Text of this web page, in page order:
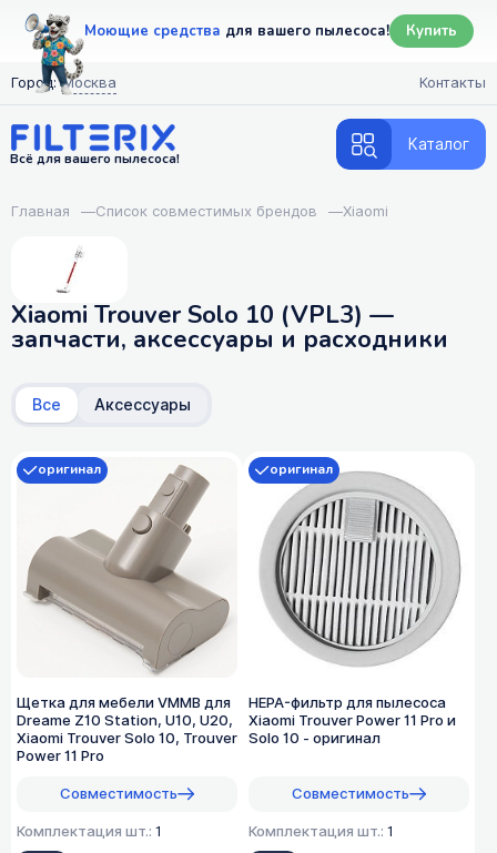
Моющие средства для вашего пылесоса! Купить
Город: Москва Контакты
Всё для вашего пылесоса!
Каталог
Главная —Список совместимых брендов —Xiaomi
Xiaomi Trouver Solo 10 (VPL3) —
запчасти, аксессуары и расходники
Все Аксессуары
Щетка для мебели VMMB для
Dreame Z10 Station, U10, U20,
Xiaomi Trouver Solo 10, Trouver
Power 11 Pro
Совместимость
Комплектация шт.: 1
оригинал
HEPA-фильтр для пылесоса
Xiaomi Trouver Power 11 Pro и
Solo 10 - оригинал
Совместимость
Комплектация шт.: 1
оригинал